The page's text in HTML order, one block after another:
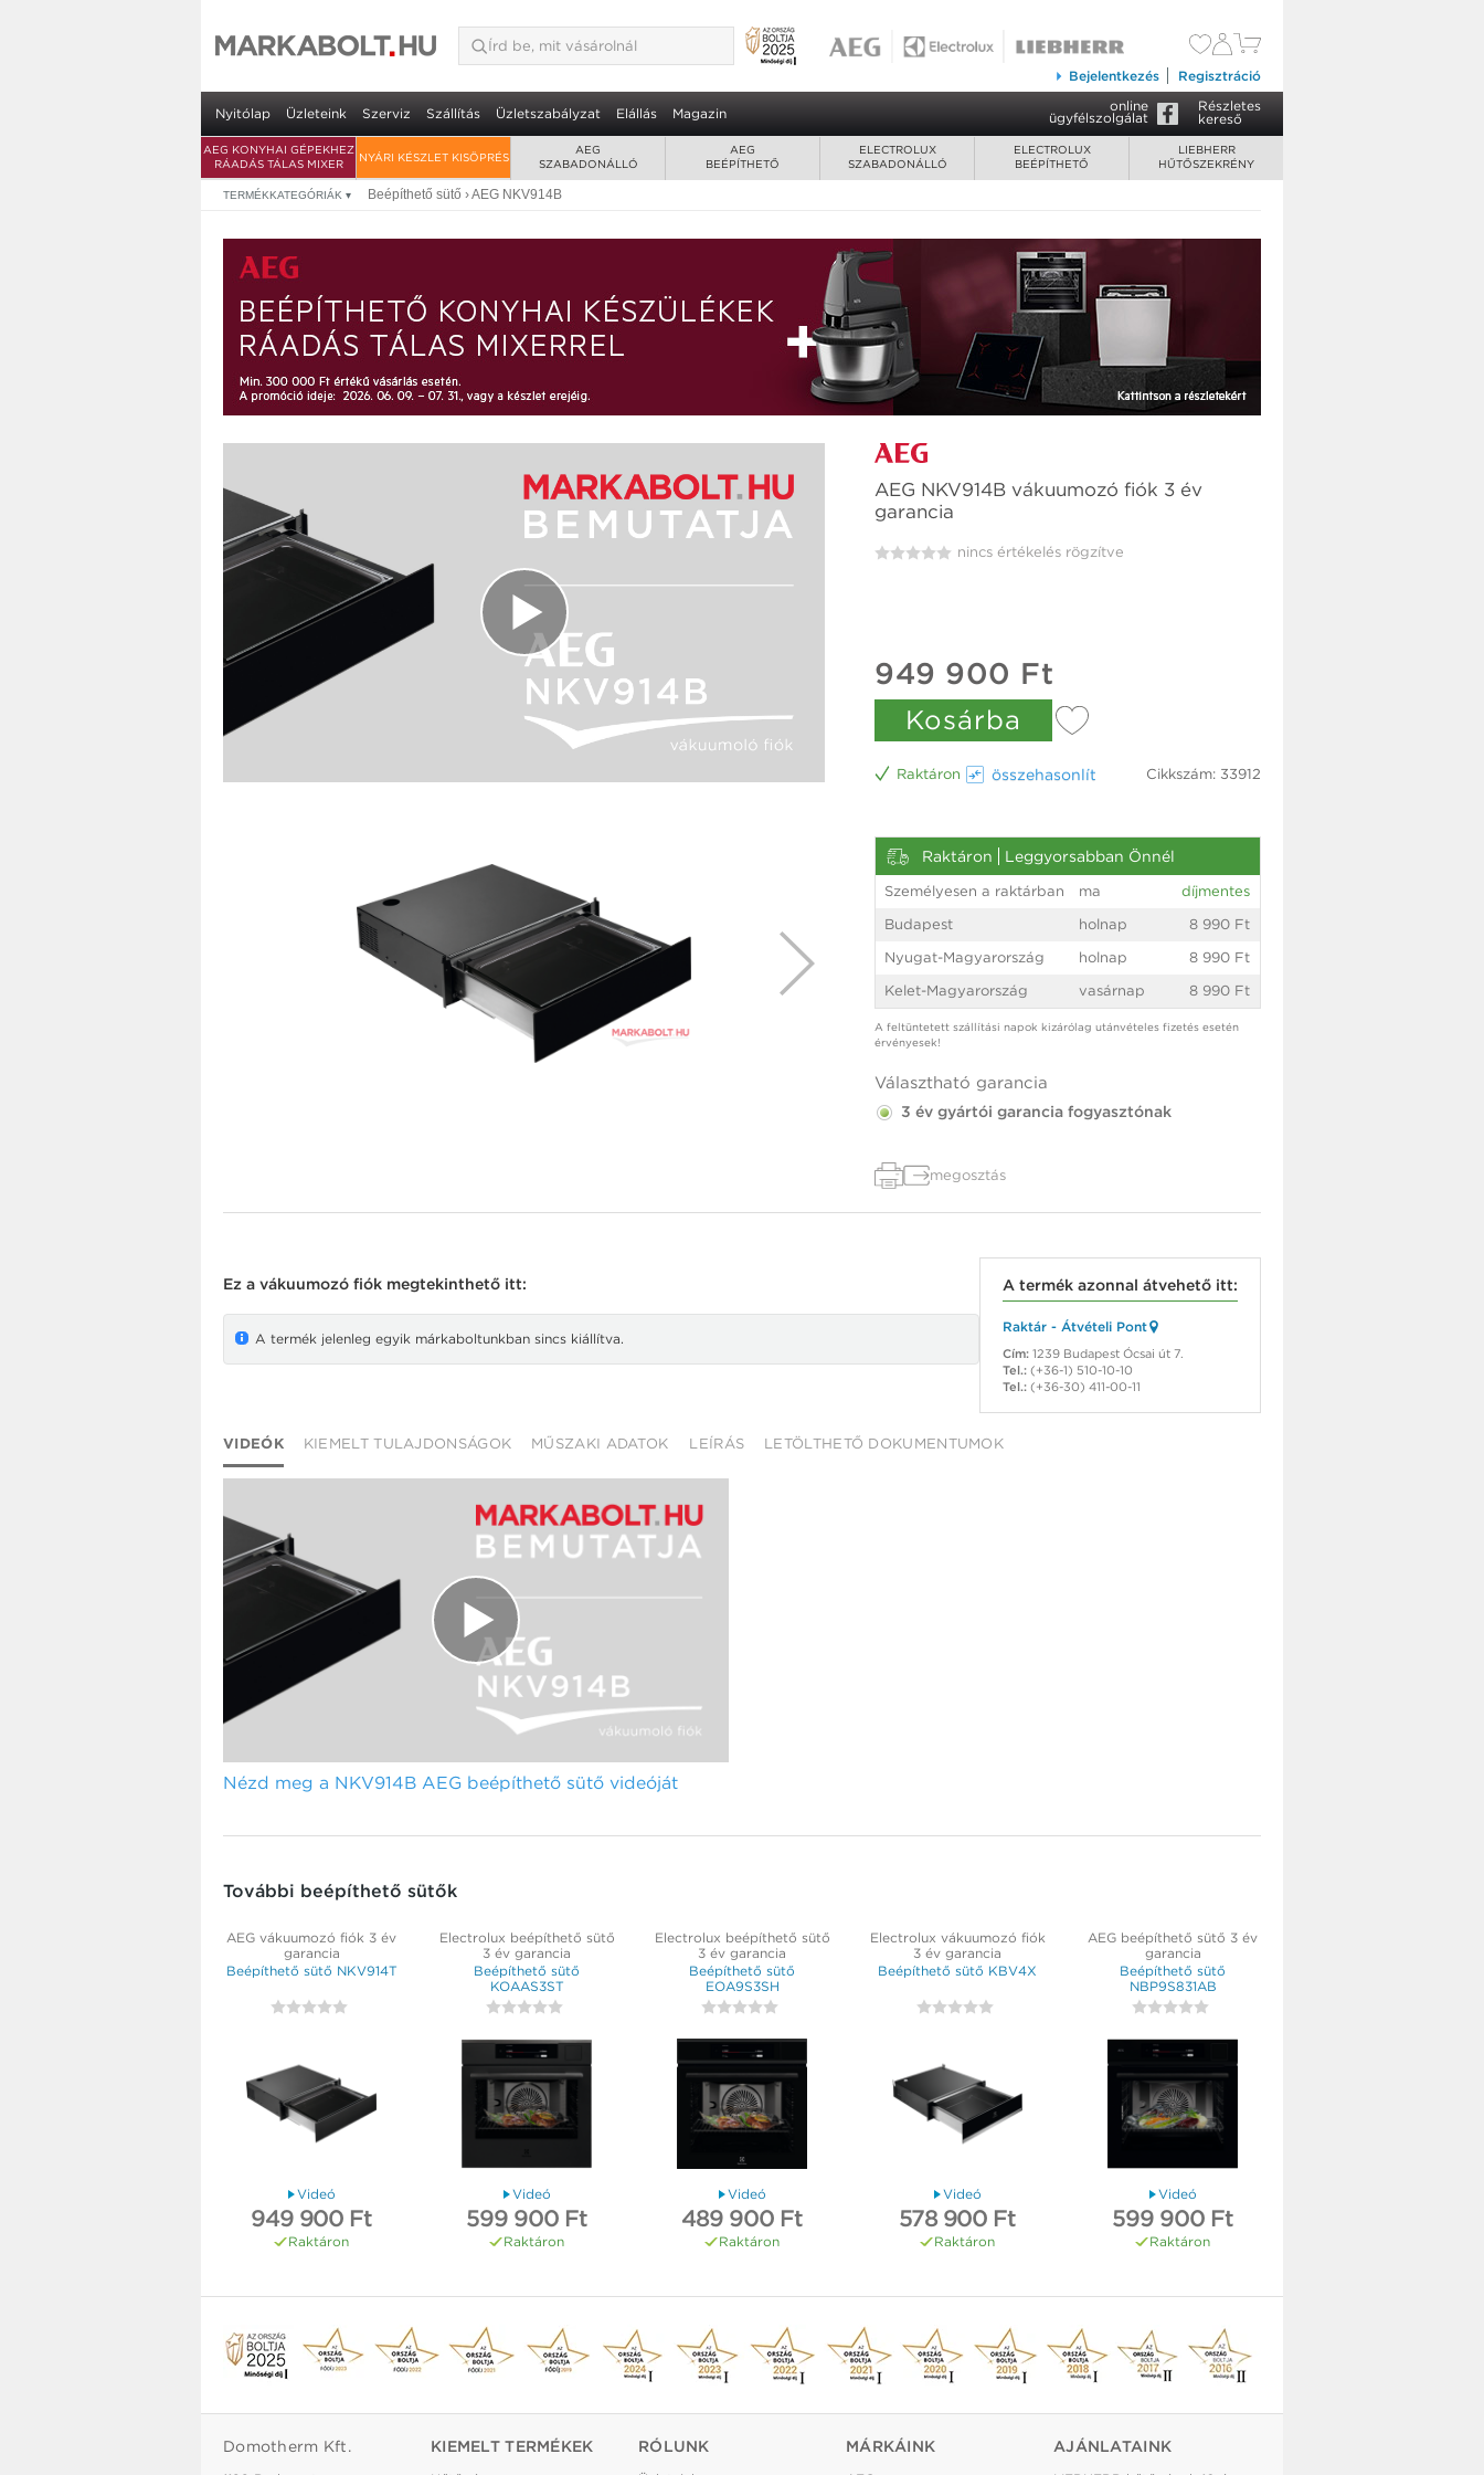
Bejelentkezés Regisztráció
Nyitólap Üzleteink Szerviz Szállítás Üzletszabályzat Elállás Magazin online
ügyfélszolgálat
Részletes
kereső
AEG KONYHAI GÉPEKHEZ
RÁADÁS TÁLAS MIXER
NYÁRI KÉSZLET KISÖPRÉS
AEG
SZABADONÁLLÓ
AEG
BEÉPÍTHETŐ
ELECTROLUX
SZABADONÁLLÓ
ELECTROLUX
BEÉPÍTHETŐ
LIEBHERR
HŰTŐSZEKRÉNY
TERMÉKKATEGÓRIÁK ▾ Beépíthető sütő ›AEG NKV914B
AEG NKV914B vákuumozó fiók 3 év
garancia
nincs értékelés rögzítve
949 900 Ft
Kosárba
Raktáron össze­hasonlít Cikkszám: 33912
Raktáron Leggyorsabban Önnél
Személyesen a raktárban ma
díjmentes
Budapest
holnap
8 990 Ft
Nyugat-Magyarország
holnap
8 990 Ft
Kelet-Magyarország
vasárnap 8 990 Ft
A feltüntetett szállítási napok kizárólag utánvételes fizetés esetén
érvényesek!
Választható garancia
3 év gyártói garancia fogyasztónak
megosztás
Ez a vákuumozó fiók megtekinthető itt:
A termék jelenleg egyik márkaboltunkban sincs kiállítva.
A termék azonnal átvehető itt:
Raktár - Átvételi Pont
Cím: 1239 Budapest Ócsai út 7.
Tel.: (+36-1) 510-10-10
Tel.: (+36-30) 411-00-11
VIDEÓK KIEMELT TULAJDONSÁGOK MŰSZAKI ADATOK LEÍRÁS LETÖLTHETŐ DOKUMENTUMOK
Nézd meg a NKV914B AEG beépíthető sütő videóját
További beépíthető sütők
AEG vákuumozó fiók 3 év
garancia
Beépíthető sütő NKV914T
Videó
949 900 Ft
Raktáron
Electrolux beépíthető sütő
3 év garancia
Beépíthető sütő
KOAAS3ST
Videó
599 900 Ft
Raktáron
Electrolux beépíthető sütő
3 év garancia
Beépíthető sütő
EOA9S3SH
Videó
489 900 Ft
Raktáron
Electrolux vákuumozó fiók
3 év garancia
Beépíthető sütő KBV4X
Videó
578 900 Ft
Raktáron
AEG beépíthető sütő 3 év
garancia
Beépíthető sütő
NBP9S831AB
Videó
599 900 Ft
Raktáron
AEG NKV914B vákuumozó fiók 3 év garancia
• vákuumozó fiók a SousVide sütőkhöz 949 900 Ft Kosárba tesz
Domotherm Kft. KIEMELT TERMÉKEK RÓLUNK MÁRKÁINK AJÁNLATAINK